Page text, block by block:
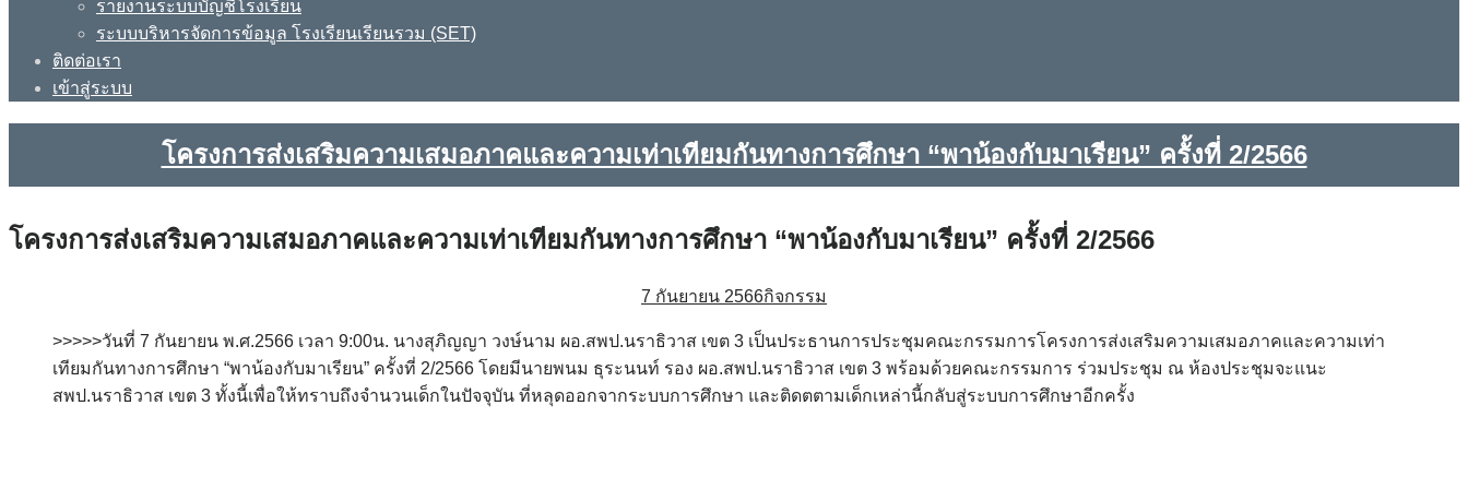
รายงานระบบบัญชีโรงเรียน
ระบบบริหารจัดการข้อมูล โรงเรียนเรียนรวม (SET)
ติดต่อเรา
เข้าสู่ระบบ
โครงการส่งเสริมความเสมอภาคและความเท่าเทียมกันทางการศึกษา “พาน้องกับมาเรียน” ครั้งที่ 2/2566
โครงการส่งเสริมความเสมอภาคและความเท่าเทียมกันทางการศึกษา “พาน้องกับมาเรียน” ครั้งที่ 2/2566
7 กันยายน 2566กิจกรรม
>>>>>วันที่ 7 กันยายน พ.ศ.2566 เวลา 9:00น. นางสุภิญญา วงษ์นาม ผอ.สพป.นราธิวาส เขต 3 เป็นประธานการประชุมคณะกรรมการโครงการส่งเสริมความเสมอภาคและความเท่า
เทียมกันทางการศึกษา “พาน้องกับมาเรียน” ครั้งที่ 2/2566 โดยมีนายพนม ธุระนนท์ รอง ผอ.สพป.นราธิวาส เขต 3 พร้อมด้วยคณะกรรมการ ร่วมประชุม ณ ห้องประชุมจะแนะ
สพป.นราธิวาส เขต 3 ทั้งนี้เพื่อให้ทราบถึงจำนวนเด็กในปัจจุบัน ที่หลุดออกจากระบบการศึกษา และติดตตามเด็กเหล่านี้กลับสู่ระบบการศึกษาอีกครั้ง